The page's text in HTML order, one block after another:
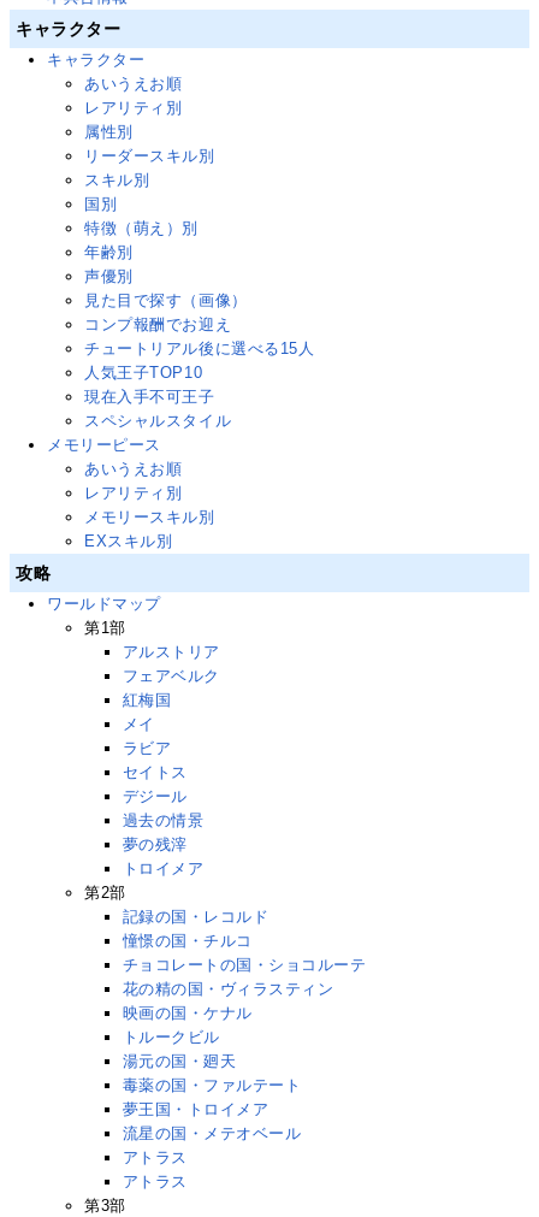
キャラクター
キャラクター
あいうえお順
レアリティ別
属性別
リーダースキル別
スキル別
国別
特徴（萌え）別
年齢別
声優別
見た目で探す（画像）
コンプ報酬でお迎え
チュートリアル後に選べる15人
人気王子TOP10
現在入手不可王子
スペシャルスタイル
メモリーピース
あいうえお順
レアリティ別
メモリースキル別
EXスキル別
攻略
ワールドマップ
第1部
アルストリア
フェアベルク
紅梅国
メイ
ラビア
セイトス
デジール
過去の情景
夢の残滓
トロイメア
第2部
記録の国・レコルド
憧憬の国・チルコ
チョコレートの国・ショコルーテ
花の精の国・ヴィラスティン
映画の国・ケナル
トルークビル
湯元の国・廻天
毒薬の国・ファルテート
夢王国・トロイメア
流星の国・メテオベール
アトラス
アトラス
第3部